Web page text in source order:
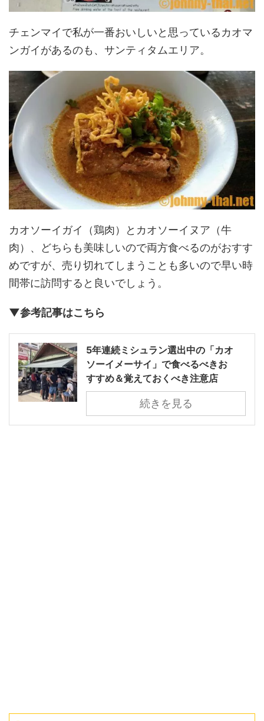
チェンマイで私が一番おいしいと思っているカオマ
ンガイがあるのも、サンティタムエリア。
カオソーイガイ（鶏肉）とカオソーイヌア（牛
肉）、どちらも美味しいので両方食べるのがおすす
めですが、売り切れてしまうことも多いので早い時
間帯に訪問すると良いでしょう。
▼参考記事はこちら
5年連続ミシュラン選出中の「カオ
ソーイメーサイ」で食べるべきお
すすめ＆覚えておくべき注意店
続きを見る